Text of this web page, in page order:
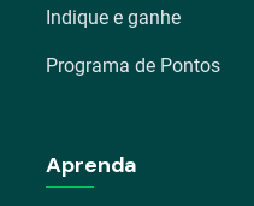
Indique e ganhe
Programa de Pontos
Aprenda